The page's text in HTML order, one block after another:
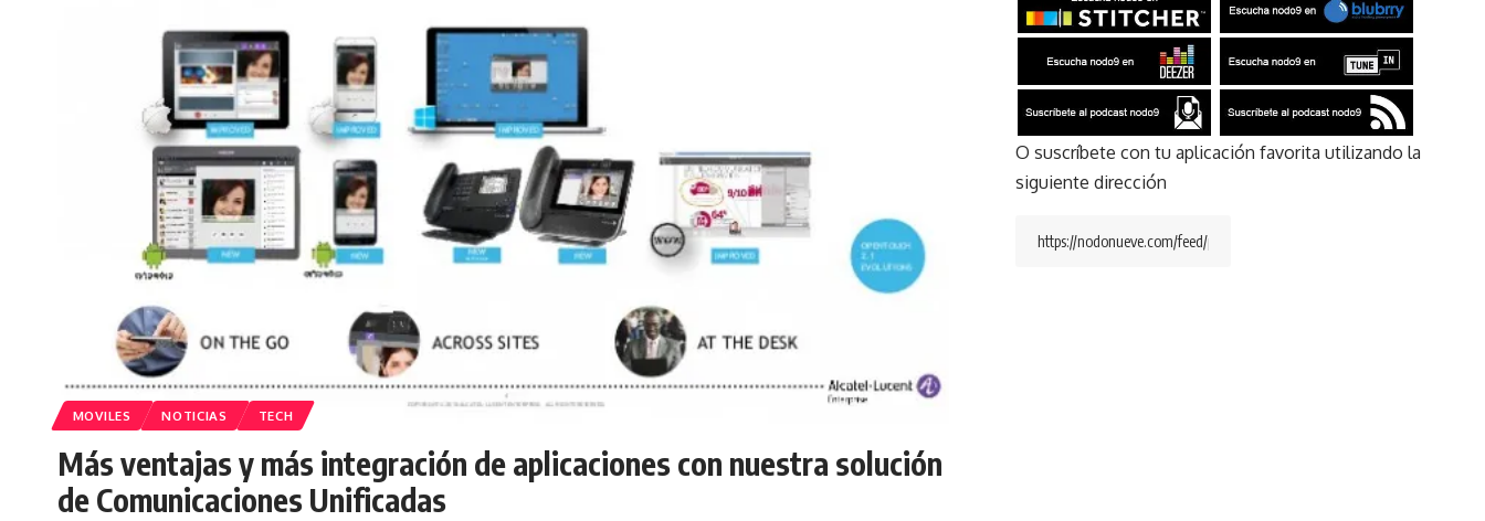
MOVILES NOTICIAS TECH
Más ventajas y más integración de aplicaciones con nuestra solución
de Comunicaciones Unificadas
O suscríbete con tu aplicación favorita utilizando la
siguiente dirección